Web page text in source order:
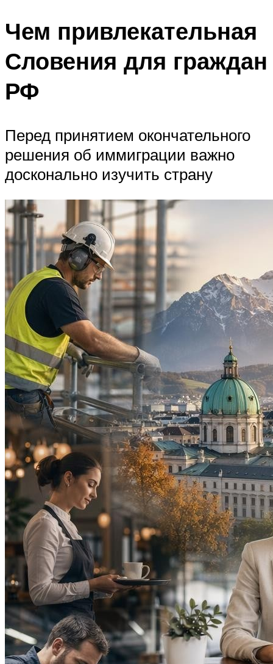
Чем привлекательная
Словения для граждан
РФ
Перед принятием окончательного
решения об иммиграции важно
досконально изучить страну